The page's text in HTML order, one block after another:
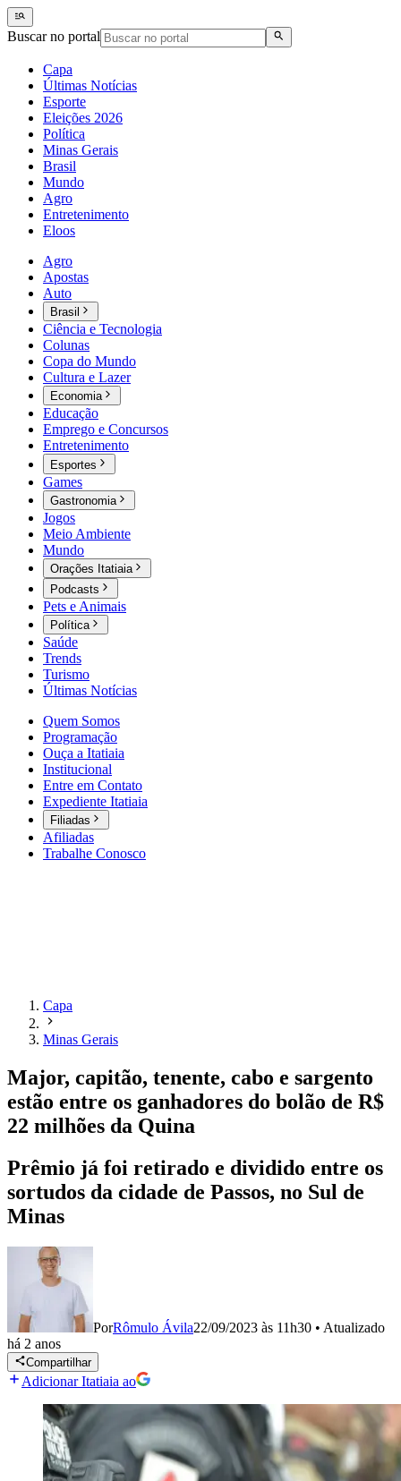
Buscar no portal
Capa
Últimas Notícias
Esporte
Eleições 2026
Política
Minas Gerais
Brasil
Mundo
Agro
Entretenimento
Eloos
Agro
Apostas
Auto
Brasil
Ciência e Tecnologia
Colunas
Copa do Mundo
Cultura e Lazer
Economia
Educação
Emprego e Concursos
Entretenimento
Esportes
Games
Gastronomia
Jogos
Meio Ambiente
Mundo
Orações Itatiaia
Podcasts
Pets e Animais
Política
Saúde
Trends
Turismo
Últimas Notícias
Quem Somos
Programação
Ouça a Itatiaia
Institucional
Entre em Contato
Expediente Itatiaia
Filiadas
Afiliadas
Trabalhe Conosco
Capa
Minas Gerais
Major, capitão, tenente, cabo e sargento
estão entre os ganhadores do bolão de R$
22 milhões da Quina
Prêmio já foi retirado e dividido entre os
sortudos da cidade de Passos, no Sul de
Minas
PorRômulo Ávila22/09/2023 às 11h30 • Atualizado
há 2 anos
Compartilhar
Adicionar Itatiaia ao